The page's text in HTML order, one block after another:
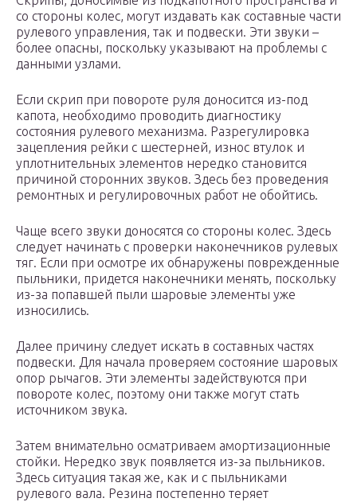
со стороны колес, могут издавать как составные части
рулевого управления, так и подвески. Эти звуки –
более опасны, поскольку указывают на проблемы с
данными узлами.
Если скрип при повороте руля доносится из-под
капота, необходимо проводить диагностику
состояния рулевого механизма. Разрегулировка
зацепления рейки с шестерней, износ втулок и
уплотнительных элементов нередко становится
причиной сторонних звуков. Здесь без проведения
ремонтных и регулировочных работ не обойтись.
Чаще всего звуки доносятся со стороны колес. Здесь
следует начинать с проверки наконечников рулевых
тяг. Если при осмотре их обнаружены поврежденные
пыльники, придется наконечники менять, поскольку
из-за попавшей пыли шаровые элементы уже
износились.
Далее причину следует искать в составных частях
подвески. Для начала проверяем состояние шаровых
опор рычагов. Эти элементы задействуются при
повороте колес, поэтому они также могут стать
источником звука.
Затем внимательно осматриваем амортизационные
стойки. Нередко звук появляется из-за пыльников.
Здесь ситуация такая же, как и с пыльниками
рулевого вала. Резина постепенно теряет